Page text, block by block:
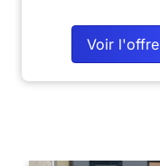
Voir l'offre